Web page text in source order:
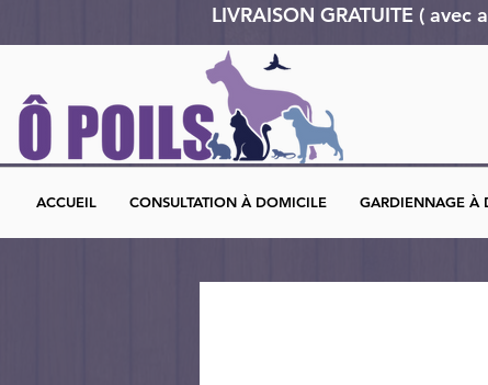
LIVRAISON GRATUITE (
ACCUEIL CONSULTATION À DOMICILE GARDIENNAGE À